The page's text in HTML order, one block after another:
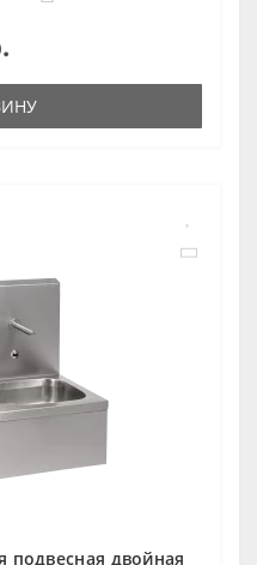
подвесная двойная